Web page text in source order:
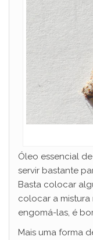
Óleo essencial
servir bastante
Basta colocar
colocar a
engomá-las, é
Mais uma forma